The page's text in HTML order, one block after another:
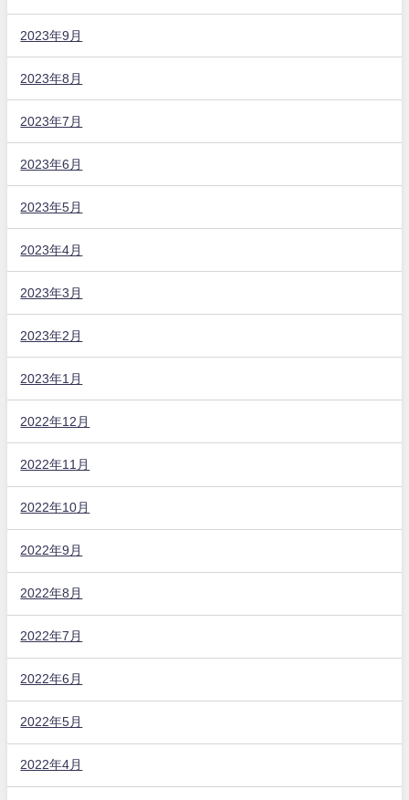
2023年9月
2023年8月
2023年7月
2023年6月
2023年5月
2023年4月
2023年3月
2023年2月
2023年1月
2022年12月
2022年11月
2022年10月
2022年9月
2022年8月
2022年7月
2022年6月
2022年5月
2022年4月